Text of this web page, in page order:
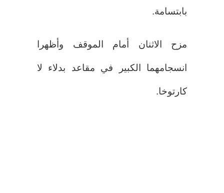
بابتسامة.
مزح الاثنان أمام الموقف وأظهرا
انسجامهما الكبير في مقاعد بدلاء لا
كارتوخا.